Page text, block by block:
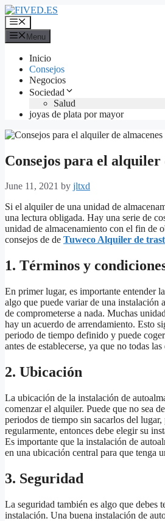
Skip
to
content
Menu
Menu
Inicio
Consejos
Negocios
Sociedad
Salud
joyas de plata por mayor
Consejos para el alquiler
June 11, 2021 by jltxd
Si el alquiler de una unidad de
una lectura obligada. Hay una serie de
unidad de almacenamiento con el fin de
consejos de de Tuweco Alquiler de
1. Términos y
En primer lugar, es importante entender
algo que puede variar de una instalación
de comprometerse a nada. Muchas
hay un acuerdo de arrendamiento. Esto
periodo de tiempo definido y puede
antes de establecerse, ya que no todas
2. Ubicación
La ubicación de la instalación de
comenzar el alquiler. Puede que no sea
periodos de tiempo sin sacarlos del
regularmente, entonces debe elegir su
Es importante que la instalación de
en una ubicación central para que tenga
3. Seguridad
La seguridad también es algo que debes
instalación. Una buena instalación de